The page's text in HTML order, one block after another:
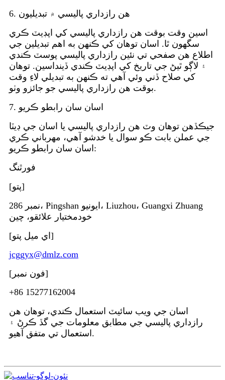
6. هن رازداري پاليسي ۾ تبديليون
اسين وقت بوقت هن رازداري پاليسي کي اپڊيٽ ڪري
سگهون ٿا. اسان توهان کي ڪنهن به اهم تبديلين جي
اطلاع هن صفحي تي نئين رازداري پاليسي پوسٽ ڪندي
۽ لاڳو ٿيڻ جي تاريخ کي اپڊيٽ ڪندي ڏينداسين. توهان
کي صلاح ڏني وئي آهي ته ڪنهن به تبديلي لاءِ وقت
بوقت هن رازداري پاليسي جو جائزو وٺو.
7. اسان سان رابطو ڪريو
جيڪڏهن توهان وٽ هن رازداري پاليسي يا اسان جي ڊيٽا
جي عملن بابت ڪو سوال يا خدشو آهي، مهرباني ڪري
اسان سان رابطو ڪريو:
فورٿنگ
[پتو]
نمبر 286، Pingshan ايونيو، Liuzhou، Guangxi Zhuang
خودمختيار علائقو، چين
[اي ميل پتو]
jcggyx@dmlz.com
[فون نمبر]
+86 15277162004
اسان جي ويب سائيٽ استعمال ڪندي، توهان هن
رازداري پاليسي جي مطابق معلومات جي گڏ ڪرڻ ۽
استعمال تي متفق آهيو.